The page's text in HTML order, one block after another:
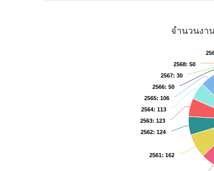
จำนวนงา
2561: 162
2561: 162
2562: 124
2562: 124
2563: 123
2563: 123
2564: 113
2564: 113
2565: 106
2565: 106
2566: 50
2566: 50
2567: 30
2567: 30
2568: 50
2568: 50